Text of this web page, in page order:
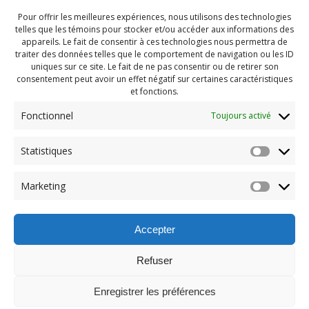
Pour offrir les meilleures expériences, nous utilisons des technologies
telles que les témoins pour stocker et/ou accéder aux informations des
appareils. Le fait de consentir à ces technologies nous permettra de
traiter des données telles que le comportement de navigation ou les ID
uniques sur ce site. Le fait de ne pas consentir ou de retirer son
consentement peut avoir un effet négatif sur certaines caractéristiques
et fonctions.
Fonctionnel Toujours activé
Statistiques
Marketing
Accepter
Refuser
Enregistrer les préférences
Navigation
de
l'article
Previous
PDG Juillet 2022 (21)
© 2026 Maison des Jeunes de Boucherville.